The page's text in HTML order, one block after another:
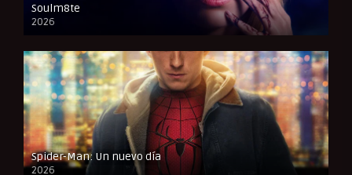
Soulm8te
2026
FULL HD
Spider-Man: Un nuevo día
2026